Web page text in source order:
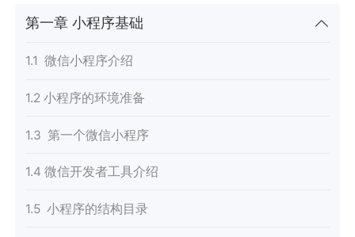
第一章 小程序基础
1.1 微信小程序介绍
1.2 小程序的环境准备
1.3 第一个微信小程序
1.4 微信开发者工具介绍
1.5 小程序的结构目录